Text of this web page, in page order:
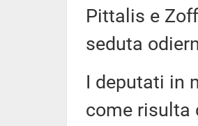
Pittalis e
seduta
I deputati in
come risulta